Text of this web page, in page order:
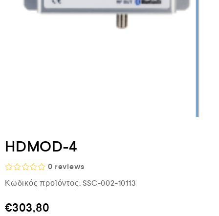
HDMOD-4
Β
α
μ
ο
0 reviews
Κωδικός προϊόντος: SSC-002-10113
€303,80